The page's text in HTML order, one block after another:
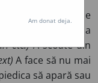
A face
aibă efect legal; a
etc.)A scoate din
A face să nu mai
să apară sau
Am donat deja.